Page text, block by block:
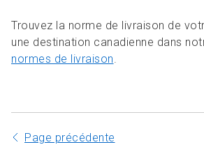
Trouvez la norme de livraison de
une destination canadienne dans
normes de livraison.
Page précédente